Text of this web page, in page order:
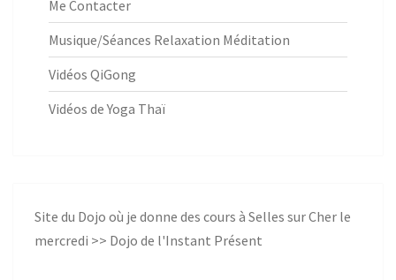
Me Contacter
Musique/Séances Relaxation Méditation
Vidéos QiGong
Vidéos de Yoga Thaï
Site du Dojo où je donne des cours à Selles sur Cher le
mercredi >> Dojo de l'Instant Présent